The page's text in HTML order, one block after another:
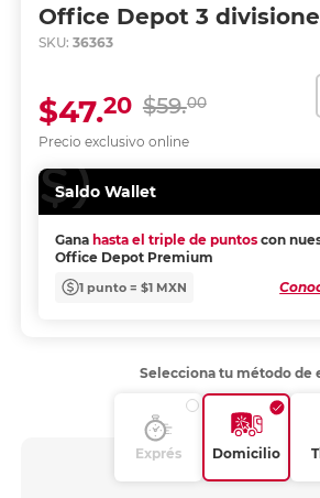
Office Depot 3
SKU: 36363
Precio exclusivo online
$59.00
$47.20
Saldo Wallet
Gana hasta el triple de puntos con
Office Depot Premium
1 punto = $1 MXN
Selecciona tu método de
Exprés Domicilio